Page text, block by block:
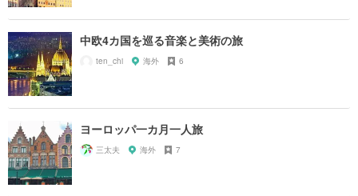
中欧4カ国を巡る音楽と美術の旅
ten_chi 海外 6
ヨーロッパ一カ月一人旅
三太夫 海外 7